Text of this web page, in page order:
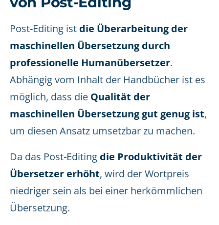
Post-Editing ist die Überarbeitung der
maschinellen Übersetzung durch
professionelle Humanübersetzer.
Abhängig vom Inhalt der Handbücher ist es
möglich, dass die Qualität der
maschinellen Übersetzung gut genug ist,
um diesen Ansatz umsetzbar zu machen.
Da das Post-Editing die Produktivität der
Übersetzer erhöht, wird der Wortpreis
niedriger sein als bei einer herkömmlichen
Übersetzung.